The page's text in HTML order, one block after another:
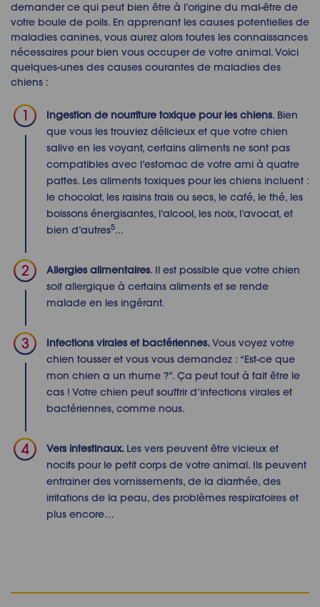
demander ce qui peut bien être à l’origine du mal-être de
votre boule de poils. En apprenant les causes potentielles de
maladies canines, vous aurez alors toutes les connaissances
nécessaires pour bien vous occuper de votre animal. Voici
quelques-unes des causes courantes de maladies des
chiens :
Ingestion de nourriture toxique pour les chiens. Bien
que vous les trouviez délicieux et que votre chien
salive en les voyant, certains aliments ne sont pas
compatibles avec l’estomac de votre ami à quatre
pattes. Les aliments toxiques pour les chiens incluent :
le chocolat, les raisins frais ou secs, le café, le thé, les
boissons énergisantes, l’alcool, les noix, l’avocat, et
bien d’autres5...
Allergies alimentaires. Il est possible que votre chien
soit allergique à certains aliments et se rende
malade en les ingérant.
Infections virales et bactériennes.Vous voyez votre
chien tousser et vous vous demandez : “Est-ce que
mon chien a un rhume ?”. Ça peut tout à fait être le
cas ! Votre chien peut souffrir d’infections virales et
bactériennes, comme nous.
Vers intestinaux. Les vers peuvent être vicieux et
nocifs pour le petit corps de votre animal. Ils peuvent
entrainer des vomissements, de la diarrhée, des
irritations de la peau, des problèmes respiratoires et
plus encore…